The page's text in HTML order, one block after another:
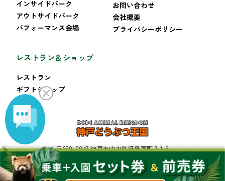
インサイドパーク
アウトサイドパーク
パフォーマンス会場
レストラン＆ショップ
レストラン
ギフトショップ
お問い合わせ
会社概要
プライバシーポリシー
〒650-0047 神戸市中央区港島南町 7-1-9